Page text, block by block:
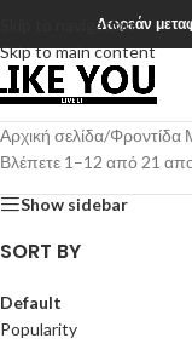
Skip to navigation
Skip to main content
Δωρεάν
Αρχική σελίδα/Φροντίδα
Βλέπετε 1–12 από 21
Show sidebar
SORT BY
Default
Popularity